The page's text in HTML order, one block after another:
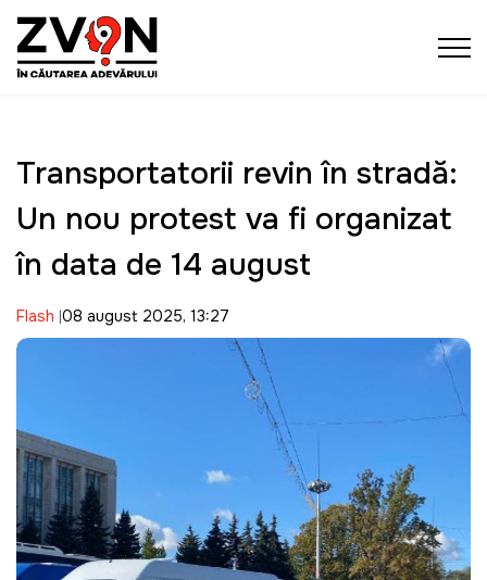
Transportatorii revin în stradă:
Un nou protest va fi organizat
în data de 14 august
Flash 08 august 2025, 13:27